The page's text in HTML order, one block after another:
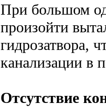
При большом
произойти
гидрозатвора,
канализации в
Отсутствие